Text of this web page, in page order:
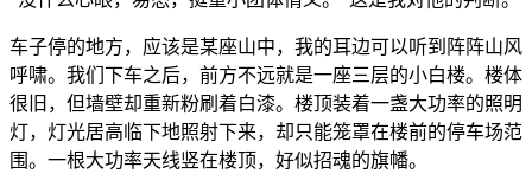
车子停的地方，应该是某座山中，我的耳边可以听到阵阵山风
呼啸。我们下车之后，前方不远就是一座三层的小白楼。楼体
很旧，但墙壁却重新粉刷着白漆。楼顶装着一盏大功率的照明
灯，灯光居高临下地照射下来，却只能笼罩在楼前的停车场范
围。一根大功率天线竖在楼顶，好似招魂的旗幡。